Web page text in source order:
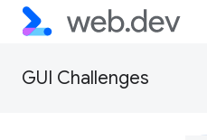
GUI Challenges